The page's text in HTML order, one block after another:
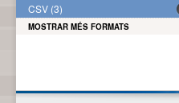
CSV (3)
MOSTRAR MÉS FORMATS